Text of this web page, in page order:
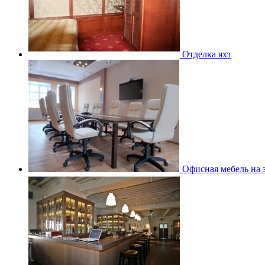
Отделка яхт
Офисная мебель на